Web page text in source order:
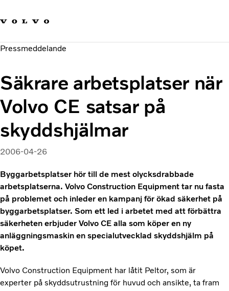
Hållbara transporter
Investerare
Pressmeddelande
Säkrare arbetsplatser när
Volvo CE satsar på
skyddshjälmar
2006-04-26
Byggarbetsplatser hör till de mest olycksdrabbade
arbetsplatserna. Volvo Construction Equipment tar nu fasta
på problemet och inleder en kampanj för ökad säkerhet på
byggarbetsplatser. Som ett led i arbetet med att förbättra
säkerheten erbjuder Volvo CE alla som köper en ny
anläggningsmaskin en specialutvecklad skyddshjälm på
köpet.
Volvo Construction Equipment har låtit Peltor, som är
experter på skyddsutrustning för huvud och ansikte, ta fram